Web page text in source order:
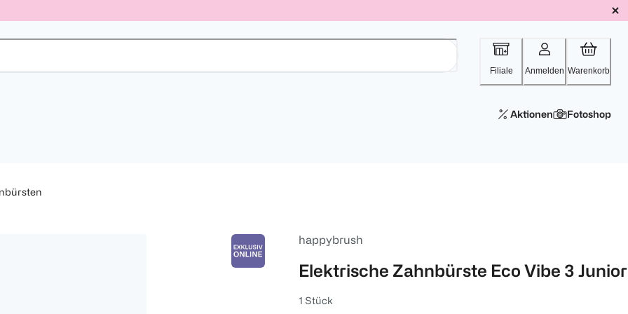
Filiale Anmelden Warenkorb
Aktionen Fotoshop
happybrush
Elektrische Zahnbürste Eco Vibe 3 Junior
1 Stück